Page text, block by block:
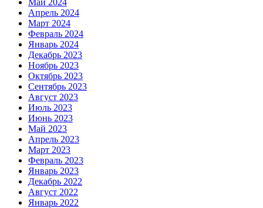
Апрель 2024
Март 2024
Февраль 2024
Январь 2024
Декабрь 2023
Ноябрь 2023
Октябрь 2023
Сентябрь 2023
Август 2023
Июль 2023
Июнь 2023
Май 2023
Апрель 2023
Март 2023
Февраль 2023
Январь 2023
Декабрь 2022
Август 2022
Январь 2022